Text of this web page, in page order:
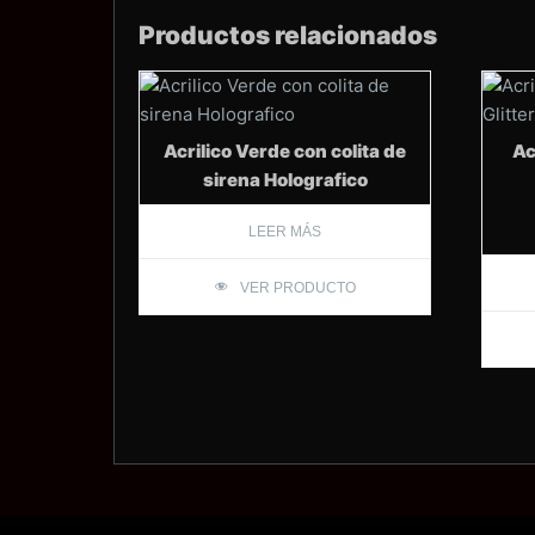
Productos relacionados
Acrilico Verde con colita de
sirena Holografico
LEER MÁS
VER PRODUCTO